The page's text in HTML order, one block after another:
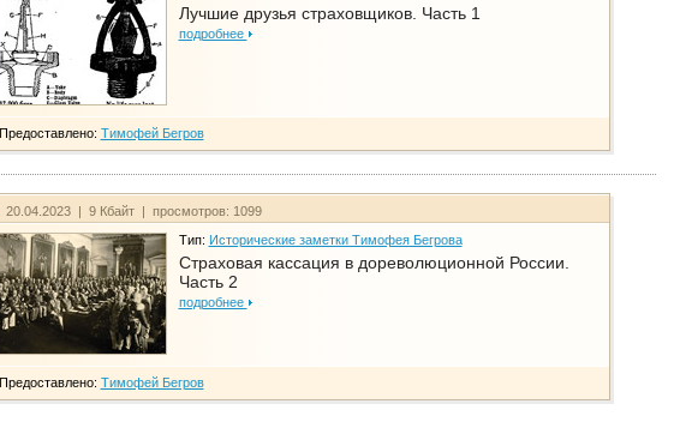
Лучшие друзья страховщиков. Часть 1
подробнее
Предоставлено: Тимофей Бегров
20.04.2023 | 9 Кбайт | просмотров: 1099
Тип: Исторические заметки Тимофея Бегрова
Страховая кассация в дореволюционной России.
Часть 2
подробнее
Предоставлено: Тимофей Бегров